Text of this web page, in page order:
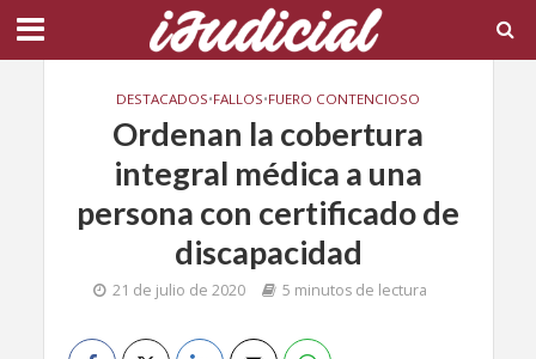
DESTACADOS•FALLOS•FUERO CONTENCIOSO
Ordenan la cobertura
integral médica a una
persona con certificado de
discapacidad
21 de julio de 2020 5 minutos de lectura